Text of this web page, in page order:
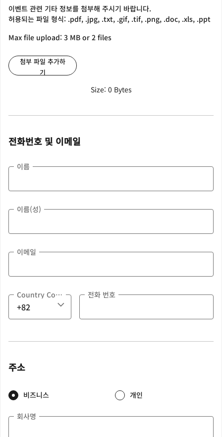
이벤트 관련 기타 정보를 첨부해 주시기 바랍니다.
허용되는 파일 형식: .pdf, .jpg, .txt, .gif, .tif, .png, .doc, .xls, .ppt
Max file upload: 3 MB or 2 files
첨부 파일 추가하
기
Size: 0 Bytes
전화번호 및 이메일
이름
이름(성)
이메일
Country Code 전화 번호
주소
비즈니스 개인
회사명